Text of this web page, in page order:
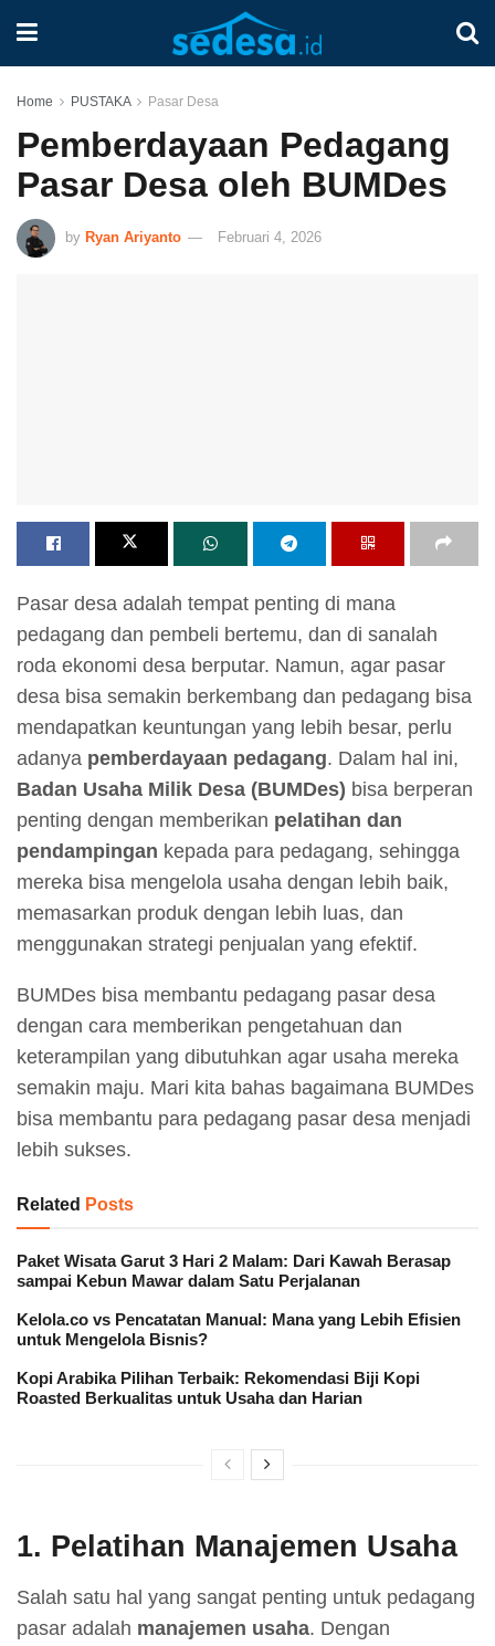
Home PUSTAKA Pasar Desa
Pemberdayaan Pedagang
Pasar Desa oleh BUMDes
by Ryan Ariyanto Februari 4, 2026
Pasar desa adalah tempat penting di mana
pedagang dan pembeli bertemu, dan di sanalah
roda ekonomi desa berputar. Namun, agar pasar
desa bisa semakin berkembang dan pedagang bisa
mendapatkan keuntungan yang lebih besar, perlu
adanya pemberdayaan pedagang. Dalam hal ini,
Badan Usaha Milik Desa (BUMDes) bisa berperan
penting dengan memberikan pelatihan dan
pendampingan kepada para pedagang, sehingga
mereka bisa mengelola usaha dengan lebih baik,
memasarkan produk dengan lebih luas, dan
menggunakan strategi penjualan yang efektif.
BUMDes bisa membantu pedagang pasar desa
dengan cara memberikan pengetahuan dan
keterampilan yang dibutuhkan agar usaha mereka
semakin maju. Mari kita bahas bagaimana BUMDes
bisa membantu para pedagang pasar desa menjadi
lebih sukses.
Related Posts
Paket Wisata Garut 3 Hari 2 Malam: Dari Kawah Berasap
sampai Kebun Mawar dalam Satu Perjalanan
Kelola.co vs Pencatatan Manual: Mana yang Lebih Efisien
untuk Mengelola Bisnis?
Kopi Arabika Pilihan Terbaik: Rekomendasi Biji Kopi
Roasted Berkualitas untuk Usaha dan Harian
1. Pelatihan Manajemen Usaha
Salah satu hal yang sangat penting untuk pedagang
pasar adalah manajemen usaha. Dengan